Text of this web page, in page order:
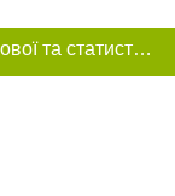
Цей сайт використовує «cookies». Також веб-сайт використовує інтернет-сервіс для збору технічних даних стосовно відвідувачів з метою отримання маркетингової та статистичної інформації. Умови обробки даних відвідувачів сайту див.